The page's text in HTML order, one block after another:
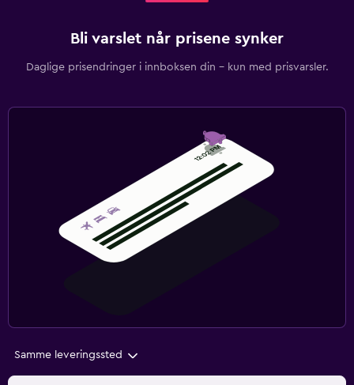
Bli varslet når prisene synker
Daglige prisendringer i innboksen din – kun med prisvarsler.
Samme leveringssted